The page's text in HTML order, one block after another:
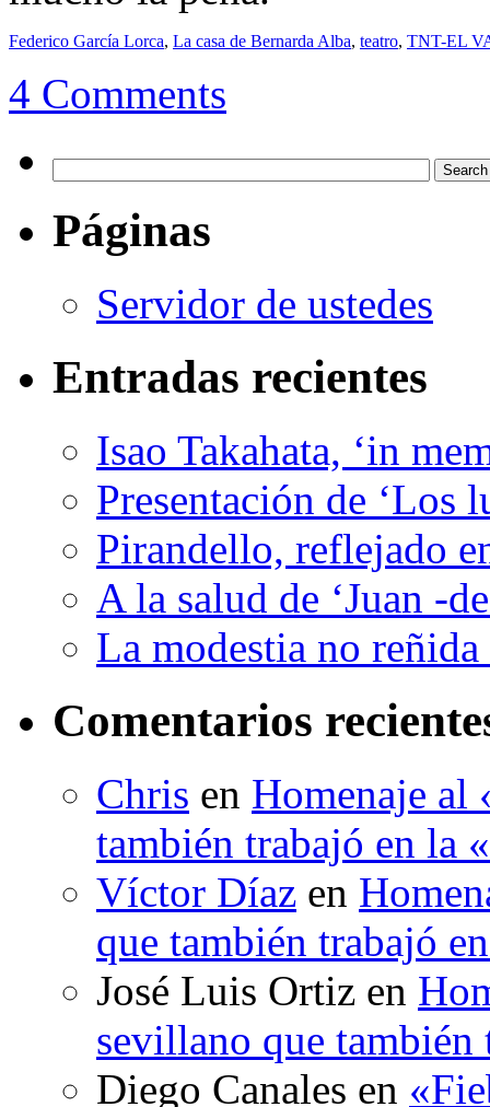
Federico García Lorca, La casa de Bernarda Alba, teatro, TNT-EL
4 Comments
Páginas
Servidor de ustedes
Entradas recientes
Isao Takahata, ‘in
Presentación de ‘Los
Pirandello, reflejado
A la salud de ‘Juan -
La modestia no
Comentarios
Chris en Homenaje al
también trabajó en la
Víctor Díaz en
que también trabajó
José Luis Ortiz en
sevillano que
Diego Canales en